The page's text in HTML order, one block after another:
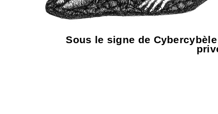
Sous le signe de